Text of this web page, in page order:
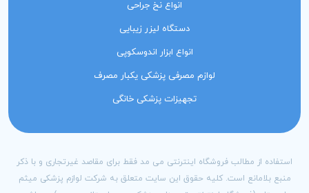
انواع نخ جراحی
دستگاه لیزر زیبایی
انواع ابزار اندوسکوپی
لوازم مصرفی پزشکی یکبار مصرف
تجهیزات پزشکی خانگی
استفاده از مطالب فروشگاه اینترنتی می مد فقط برای مقاصد غیرتجاری و با ذکر
منبع بلامانع است. کلیه حقوق این سایت متعلق به شرکت لوازم پزشکی میثم